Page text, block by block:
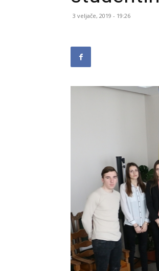
3 veljače, 2019 - 19:26